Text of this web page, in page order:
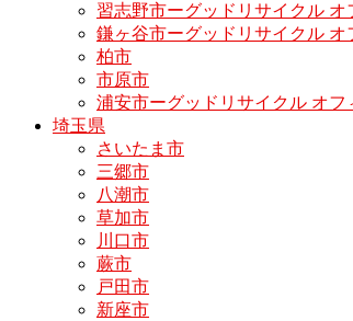
習志野市ーグッドリサイクル
鎌ヶ谷市ーグッドリサイクル
柏市
市原市
浦安市ーグッドリサイクル オ
埼玉県
さいたま市
三郷市
八潮市
草加市
川口市
蕨市
戸田市
新座市